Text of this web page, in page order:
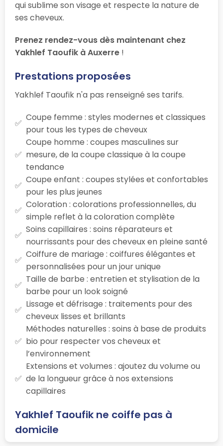
qui sublime son visage et respecte la nature de
ses cheveux.
Prenez rendez-vous dès maintenant chez
Yakhlef Taoufik à Auxerre !
Prestations proposées
Yakhlef Taoufik n'a pas renseigné ses tarifs.
Coupe femme : styles modernes et classiques
pour tous les types de cheveux
Coupe homme : coupes masculines sur
mesure, de la coupe classique à la coupe
tendance
Coupe enfant : coupes stylées et confortables
pour les plus jeunes
Coloration : colorations professionnelles, du
simple reflet à la coloration complète
Soins capillaires : soins réparateurs et
nourrissants pour des cheveux en pleine santé
Coiffure de mariage : coiffures élégantes et
personnalisées pour un jour unique
Taille de barbe : entretien et stylisation de la
barbe pour un look soigné
Lissage et défrisage : traitements pour des
cheveux lisses et brillants
Méthodes naturelles : soins à base de produits
bio pour respecter vos cheveux et
l’environnement
Extensions et volumes : ajoutez du volume ou
de la longueur grâce à nos extensions
capillaires
Yakhlef Taoufik ne coiffe pas à
domicile